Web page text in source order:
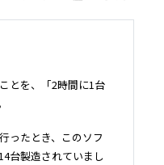
とを、「2時間に1台
ったとき、このソフ
台製造されていまし